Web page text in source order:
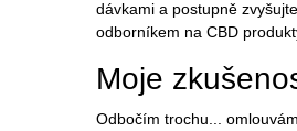
dávkami a postupně
odborníkem na CBD
Moje
Odbočím trochu...